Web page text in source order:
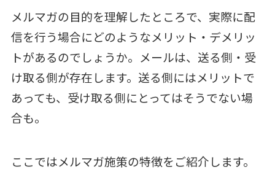
メルマガの目的を理解したところで、実際に配
信を行う場合にどのようなメリット・デメリッ
トがあるのでしょうか。メールは、送る側・受
け取る側が存在します。送る側にはメリットで
あっても、受け取る側にとってはそうでない場
合も。
ここではメルマガ施策の特徴をご紹介します。